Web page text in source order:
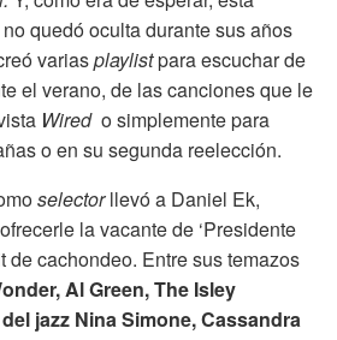
quedó oculta durante sus años
variasplaylistpara escuchar de
el verano, de las canciones que le
Wired o simplemente para
o en su segunda reelección.
selectorllevó a Daniel Ek,
la vacante de ‘Presidente
de cachondeo. Entre sus temazos
Al Green, The Isley
jazz Nina Simone, Cassandra